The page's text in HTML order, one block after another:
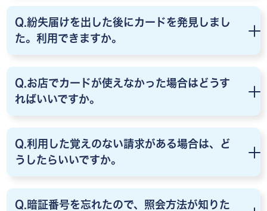
Q.紛失届けを出した後にカードを発見しまし
た。利用できますか。
Q.お店でカードが使えなかった場合はどうす
ればいいですか。
Q.利用した覚えのない請求がある場合は、ど
うしたらいいですか。
Q.暗証番号を忘れたので、照会方法が知りた